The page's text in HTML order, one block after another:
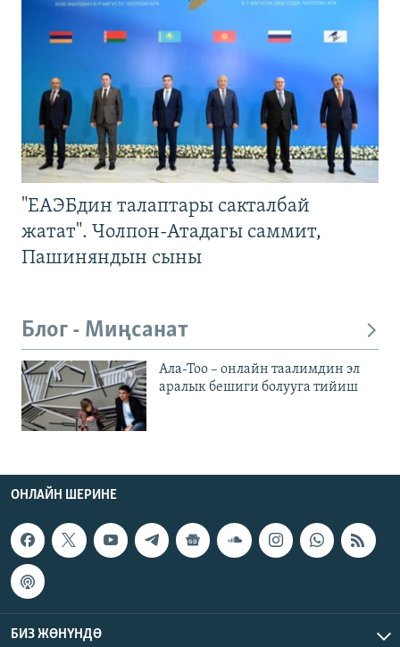
"ЕАЭБдин талаптары сакталбай
жатат". Чолпон-Атадагы саммит,
Пашиняндын сыны
Блог - Миңсанат
Ала-Тоо – онлайн таалимдин эл
аралык бешиги болууга тийиш
ОНЛАЙН ШЕРИНЕ
БИЗ ЖӨНҮНДӨ